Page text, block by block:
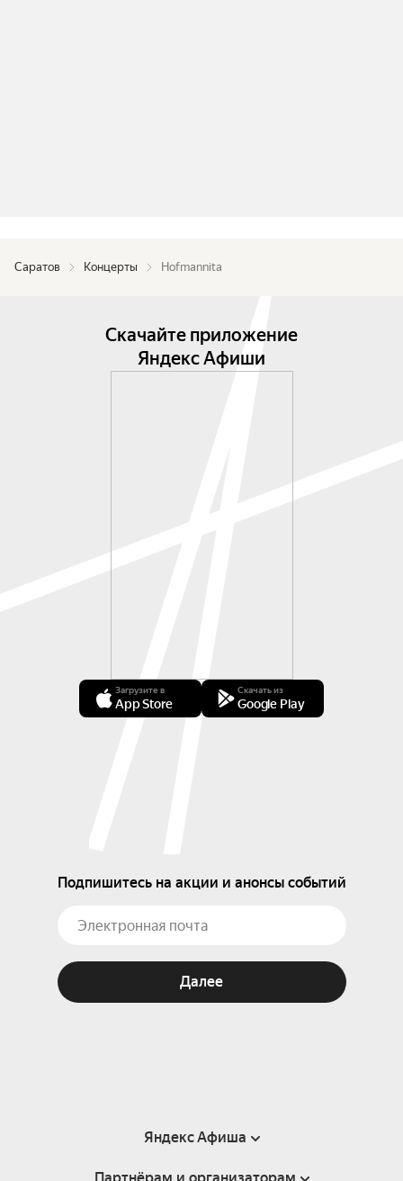
Саратов Концерты Hofmannita
Скачайте приложение
Яндекс Афиши
Загрузите в
App Store
Скачать из
Google Play
Подпишитесь на акции и анонсы событий
Далее
Яндекс Афиша
Справка